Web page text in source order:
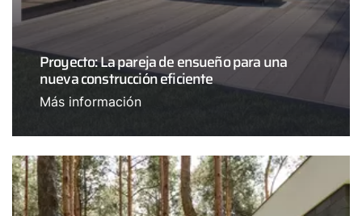
Proyecto: La pareja de ensueño para una
nueva construcción eficiente
Más información